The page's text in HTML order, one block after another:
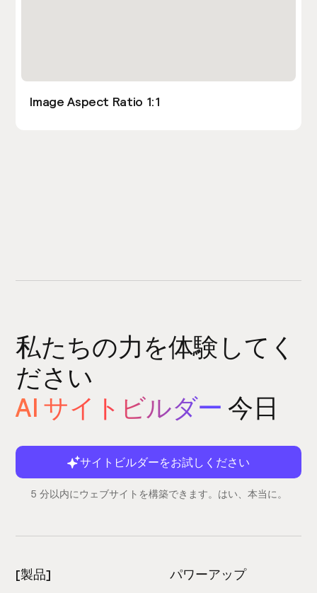
Image Aspect Ratio 1:1
私たちの力を体験してく
ださい
AI サイトビルダー 今日
サイトビルダーをお試しください
5 分以内にウェブサイトを構築できます。はい、本当に。
[製品] パワーアップ